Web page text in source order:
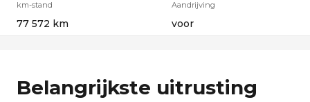
km-stand
77 572 km
Aandrijving
voor
Belangrijkste uitrusting